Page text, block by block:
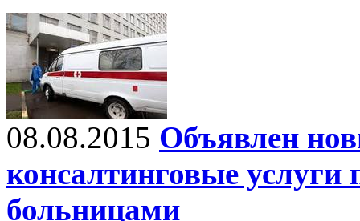
08.08.2015 Объявлен
консалтинговые
больницами